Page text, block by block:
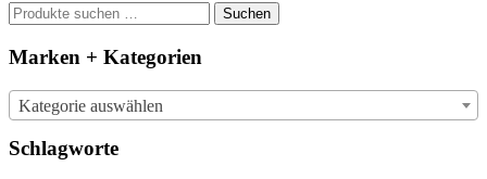
Suchen
nach:
Suchen
Marken + Kategorien
Kategorie auswählen
Schlagworte